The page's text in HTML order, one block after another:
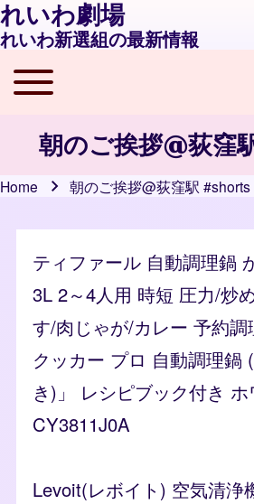
れいわ劇場
れいわ新選組の最新情報
Main navigation
Toggle main menu
朝のご挨拶@荻
Home 朝のご挨拶@荻窪駅 #shorts
ティファール 自動調理鍋
3L 2～4人用 時短 圧力/炒
す/肉じゃが/カレー 予約調
クッカー プロ 自動調理鍋
き)」 レシピブック付き ホ
CY3811J0A
Levoit(レボイト) 空気清浄